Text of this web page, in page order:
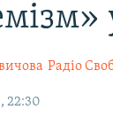
Радіо
22:30